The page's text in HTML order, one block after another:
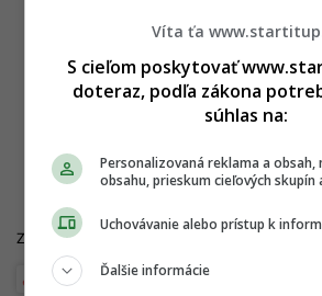
Zdroje:SME
Financie a kryptomeny
Víta ťa
S cieľom poskytovať
doteraz, podľa zákona
súhlas na:
Personalizovaná reklama a obsah,
obsahu, prieskum cieľových skupín
Uchovávanie alebo prístup k
Ďalšie informácie